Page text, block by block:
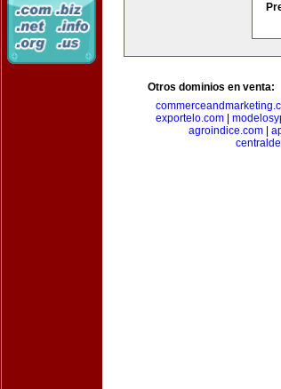
Otros dominios en venta:
exportelo.com
agroindice.com